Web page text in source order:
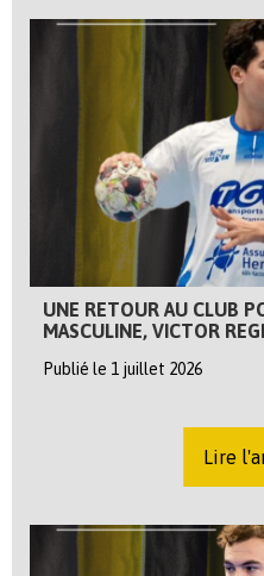
UNE RETOUR AU CLUB
MASCULINE, VICTOR
Publié le 1 juillet 2026
Lire